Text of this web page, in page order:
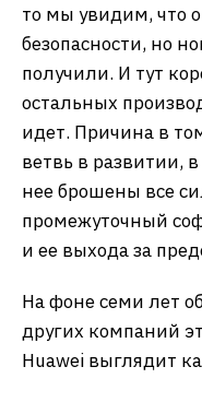
то мы увидим, что
безопасности, но
получили. И тут
остальных
идет. Причина в
ветвь в развитии,
нее брошены все
промежуточный
и ее выхода за
На фоне семи лет
других компаний
Huawei выглядит